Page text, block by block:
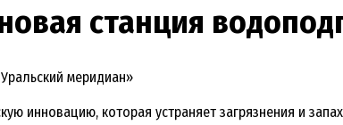
станция
меридиан»
инновацию, которая устраняет загрязнения и